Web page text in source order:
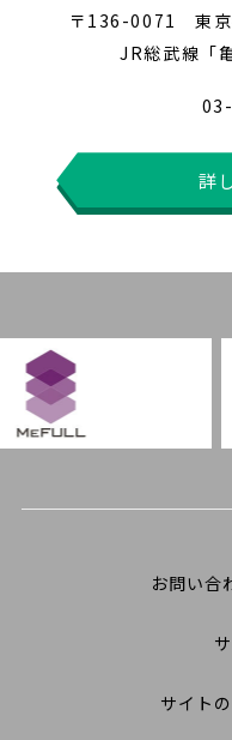
〒136-0071 東京
JR総武線「
詳
お問い合
サイト